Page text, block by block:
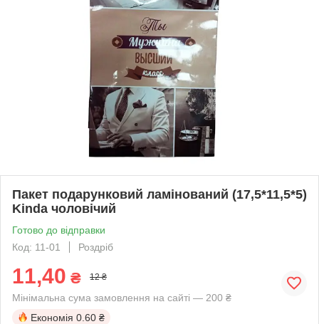
Пакет подарунковий ламінований (17,5*11,5*5)
Kinda чоловічий
Готово до відправки
Код: 11-01
Роздріб
11,40 ₴ 12 ₴
Мінімальна сума замовлення на сайті — 200 ₴
Економія 0.60 ₴